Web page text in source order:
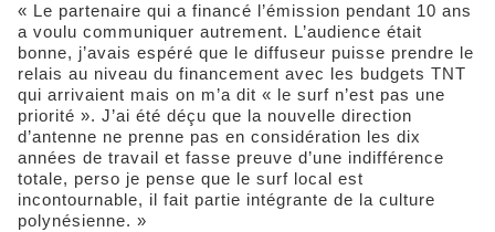
« Le partenaire qui a financé l’émission pendant 10 ans
a voulu communiquer autrement. L’audience était
bonne, j’avais espéré que le diffuseur puisse prendre le
relais au niveau du financement avec les budgets TNT
qui arrivaient mais on m’a dit « le surf n’est pas une
priorité ». J’ai été déçu que la nouvelle direction
d’antenne ne prenne pas en considération les dix
années de travail et fasse preuve d’une indifférence
totale, perso je pense que le surf local est
incontournable, il fait partie intégrante de la culture
polynésienne. »